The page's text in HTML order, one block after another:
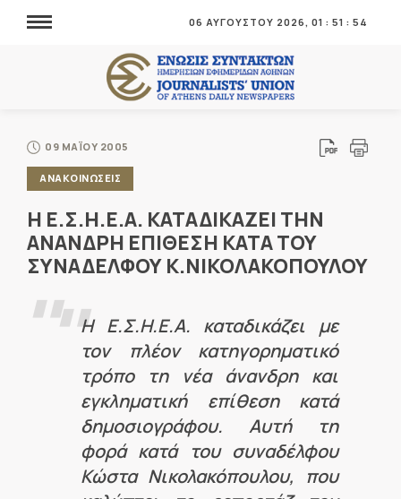
06 ΑΥΓΟΥΣΤΟΥ 2026, 01 : 51 : 54
09 ΜΑΪΟΥ 2005
ΑΝΑΚΟΙΝΩΣΕΙΣ
Η Ε.Σ.Η.Ε.Α. ΚΑΤΑΔΙΚΑΖΕΙ ΤΗΝ
ΑΝΑΝΔΡΗ ΕΠΙΘΕΣΗ ΚΑΤΑ ΤΟΥ
ΣΥΝΑΔΕΛΦΟΥ Κ.ΝΙΚΟΛΑΚΟΠΟΥΛΟΥ
Η Ε.Σ.Η.Ε.Α. καταδικάζει με
τον πλέον κατηγορηματικό
τρόπο τη νέα άνανδρη και
εγκληματική επίθεση κατά
δημοσιογράφου. Αυτή τη
φορά κατά του συναδέλφου
Κώστα Νικολακόπουλου, που